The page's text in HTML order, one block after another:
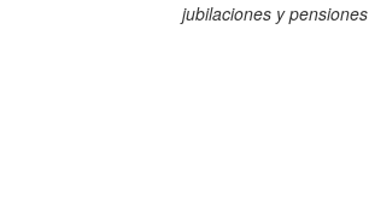
jubilaciones y pensiones